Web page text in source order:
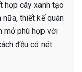
hợp cây xanh tạo
thiết kế quán
mở phù hợp với
đều có nét